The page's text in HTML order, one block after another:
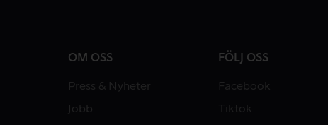
OM OSS
Press & Nyheter
Jobb
FÖLJ OSS
Facebook
Tiktok